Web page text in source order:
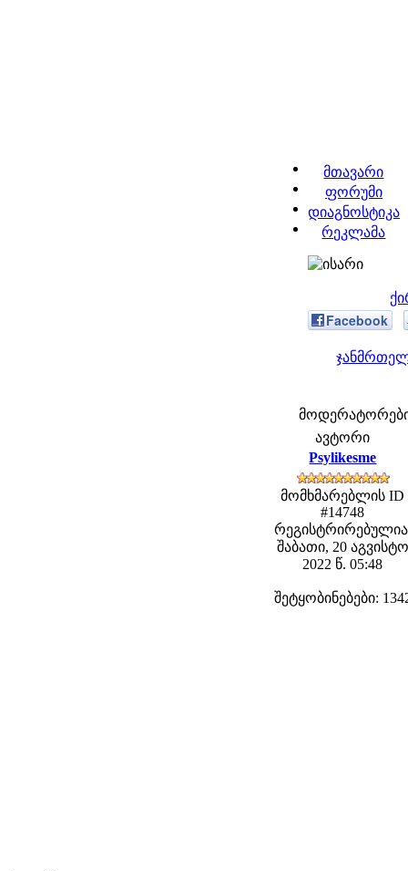
მთავარი
ფორუმი
დიაგნოსტიკა
რეკლამა
Facebook
მოდერატორები:
ავტორი
Psylikesme
მომხმარებლის ID
#14748
შაბათი, 20 აგვისტო
2022 წ. 05:48
შეტყობინებები: